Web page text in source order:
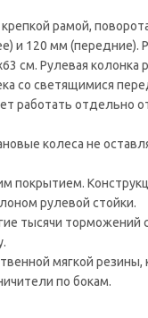
крепкой рамой,
и 120 мм
см. Рулевая
со светящимися
работать отдельно
колеса не
покрытием.
рулевой стойки.
тысячи торможений
мягкой
по бокам.